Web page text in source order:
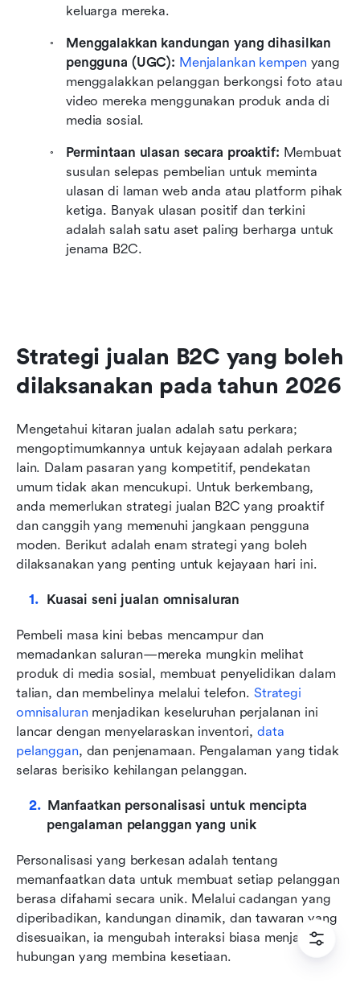
keluarga mereka.
Menggalakkan kandungan yang dihasilkan
pengguna (UGC): Menjalankan kempen yang
menggalakkan pelanggan berkongsi foto atau
video mereka menggunakan produk anda di
media sosial.
Permintaan ulasan secara proaktif: Membuat
susulan selepas pembelian untuk meminta
ulasan di laman web anda atau platform pihak
ketiga. Banyak ulasan positif dan terkini
adalah salah satu aset paling berharga untuk
jenama B2C.
Strategi jualan B2C yang boleh
dilaksanakan pada tahun 2026
Mengetahui kitaran jualan adalah satu perkara;
mengoptimumkannya untuk kejayaan adalah perkara
lain. Dalam pasaran yang kompetitif, pendekatan
umum tidak akan mencukupi. Untuk berkembang,
anda memerlukan strategi jualan B2C yang proaktif
dan canggih yang memenuhi jangkaan pengguna
moden. Berikut adalah enam strategi yang boleh
dilaksanakan yang penting untuk kejayaan hari ini.
Kuasai seni jualan omnisaluran
Pembeli masa kini bebas mencampur dan
memadankan saluran—mereka mungkin melihat
produk di media sosial, membuat penyelidikan dalam
talian, dan membelinya melalui telefon. Strategi
omnisaluran menjadikan keseluruhan perjalanan ini
lancar dengan menyelaraskan inventori, data
pelanggan, dan penjenamaan. Pengalaman yang tidak
selaras berisiko kehilangan pelanggan.
Manfaatkan personalisasi untuk mencipta
pengalaman pelanggan yang unik
Personalisasi yang berkesan adalah tentang
memanfaatkan data untuk membuat setiap pelanggan
berasa difahami secara unik. Melalui cadangan yang
diperibadikan, kandungan dinamik, dan tawaran yang
disesuaikan, ia mengubah interaksi biasa menjadi
hubungan yang membina kesetiaan.